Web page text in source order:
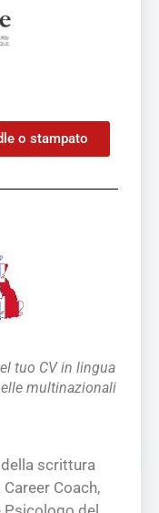
o stampato
tuo CV in lingua
multinazionali
scrittura
Coach,